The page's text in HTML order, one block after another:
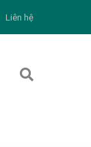
Liên hệ